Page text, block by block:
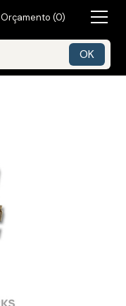
Orçamento (0)